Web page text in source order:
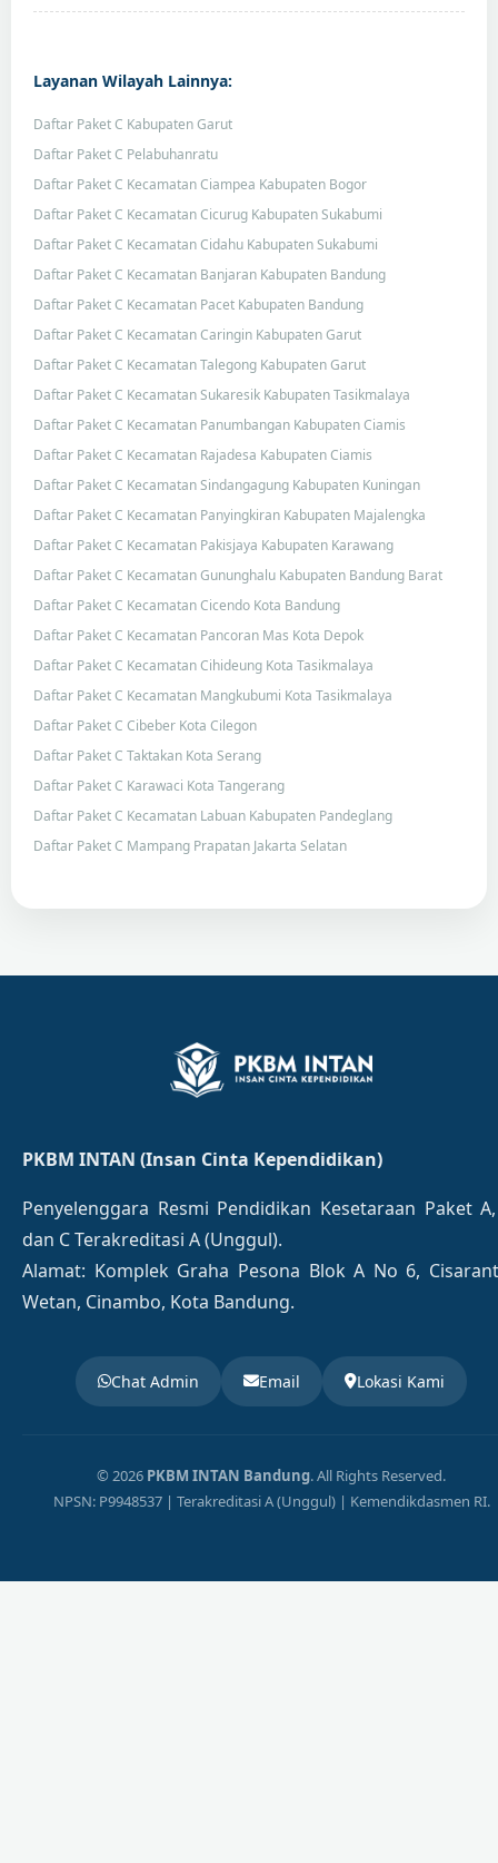
Layanan Wilayah Lainnya:
Daftar Paket C Kabupaten Garut
Daftar Paket C Pelabuhanratu
Daftar Paket C Kecamatan Ciampea Kabupaten Bogor
Daftar Paket C Kecamatan Cicurug Kabupaten Sukabumi
Daftar Paket C Kecamatan Cidahu Kabupaten Sukabumi
Daftar Paket C Kecamatan Banjaran Kabupaten Bandung
Daftar Paket C Kecamatan Pacet Kabupaten Bandung
Daftar Paket C Kecamatan Caringin Kabupaten Garut
Daftar Paket C Kecamatan Talegong Kabupaten Garut
Daftar Paket C Kecamatan Sukaresik Kabupaten Tasikmalaya
Daftar Paket C Kecamatan Panumbangan Kabupaten Ciamis
Daftar Paket C Kecamatan Rajadesa Kabupaten Ciamis
Daftar Paket C Kecamatan Sindangagung Kabupaten Kuningan
Daftar Paket C Kecamatan Panyingkiran Kabupaten Majalengka
Daftar Paket C Kecamatan Pakisjaya Kabupaten Karawang
Daftar Paket C Kecamatan Gununghalu Kabupaten Bandung Barat
Daftar Paket C Kecamatan Cicendo Kota Bandung
Daftar Paket C Kecamatan Pancoran Mas Kota Depok
Daftar Paket C Kecamatan Cihideung Kota Tasikmalaya
Daftar Paket C Kecamatan Mangkubumi Kota Tasikmalaya
Daftar Paket C Cibeber Kota Cilegon
Daftar Paket C Taktakan Kota Serang
Daftar Paket C Karawaci Kota Tangerang
Daftar Paket C Kecamatan Labuan Kabupaten Pandeglang
Daftar Paket C Mampang Prapatan Jakarta Selatan
PKBM INTAN (Insan Cinta Kependidikan)
Penyelenggara Resmi Pendidikan Kesetaraan Paket
dan C Terakreditasi A (Unggul).
Alamat: Komplek Graha Pesona Blok A No 6,
Wetan, Cinambo, Kota Bandung.
Chat Admin Email Lokasi Kami
© 2026 PKBM INTAN Bandung. All Rights Reserved.
NPSN: P9948537 | Terakreditasi A (Unggul) | Kemendikdasmen RI.